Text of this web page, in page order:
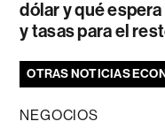
dólar y qué
y tasas para el
OTRAS NOTICIAS
NEGOCIOS